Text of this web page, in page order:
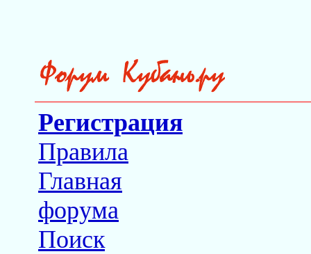
Регистрация
Правила
Главная
форума
Поиск